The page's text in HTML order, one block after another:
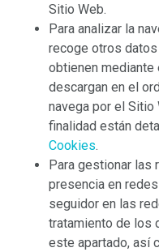
Sitio Web.
Para analizar la
recoge otros
obtienen
descargan en el
navega por el
finalidad están
Cookies.
Para gestionar las
presencia en
seguidor en las
tratamiento de los
este apartado, así